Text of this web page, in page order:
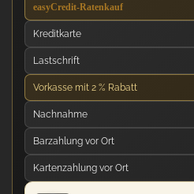
easyCredit-Ratenkauf
Kreditkarte
Lastschrift
Vorkasse mit 2 % Rabatt
Nachnahme
Barzahlung vor Ort
Kartenzahlung vor Ort